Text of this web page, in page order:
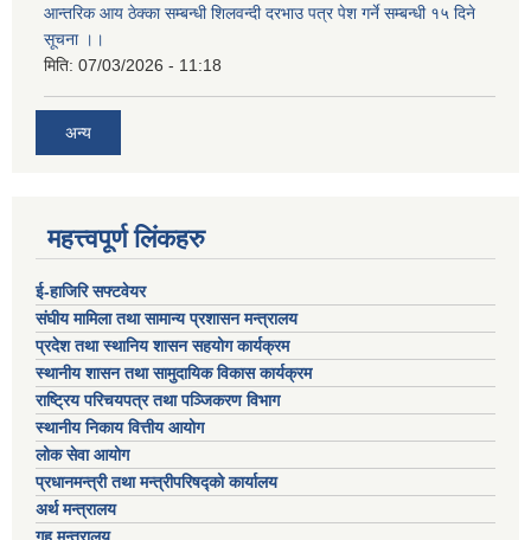
आन्तरिक आय ठेक्का सम्बन्धी शिलवन्दी दरभाउ पत्र पेश गर्ने सम्बन्धी १५ दिने
सूचना ।।
मिति: 07/03/2026 - 11:18
अन्य
महत्त्वपूर्ण लिंकहरु
ई-हाजिरि सफ्टवेयर
संघीय मामिला तथा सामान्य प्रशासन मन्त्रालय
प्रदेश तथा स्थानिय शासन सहयोग कार्यक्रम
स्थानीय शासन तथा सामुदायिक विकास कार्यक्रम
राष्ट्रिय परिचयपत्र तथा पञ्जिकरण विभाग
स्थानीय निकाय वित्तीय आयोग
लोक सेवा आयोग
प्रधानमन्त्री तथा मन्त्रीपरिषद्को कार्यालय
अर्थ मन्त्रालय
गृह मन्त्रालय